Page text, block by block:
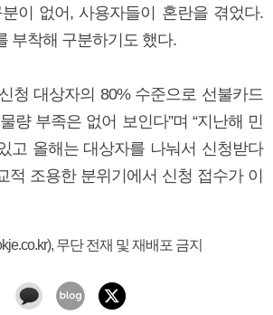
이 없어, 사용자들이 혼란을 겪었다.
부착해 구분하기도 했다.
청 대상자의 80% 수준으로 선불카드
량 부족은 없어 보인다”며 “지난해 민
고 올해는 대상자를 나눠서 신청받다
적 조용한 분위기에서 신청 접수가 이
무단 전재 및 재배포 금지